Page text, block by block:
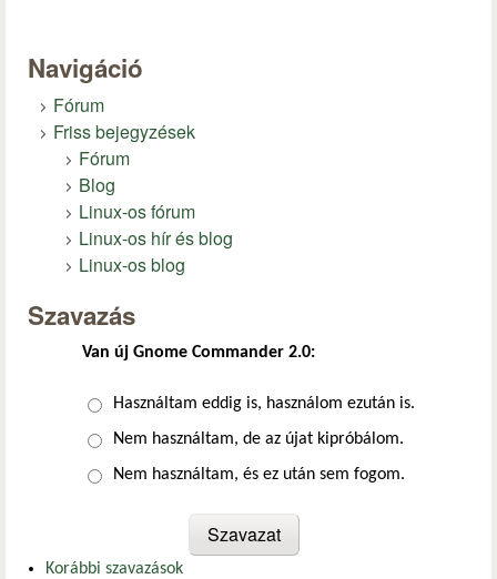
Navigáció
Fórum
Friss bejegyzések
Fórum
Blog
Linux-os fórum
Linux-os hír és blog
Linux-os blog
Szavazás
Van új Gnome Commander 2.0:
Választások
Használtam eddig is, használom ezután is.
Nem használtam, de az újat kipróbálom.
Nem használtam, és ez után sem fogom.
Korábbi szavazások